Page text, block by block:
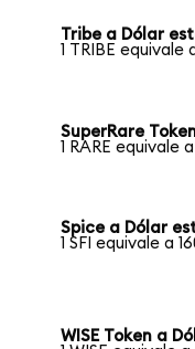
Tribe a Dólar
1 TRIBE equivale
SuperRare
1 RARE equivale
Spice a Dólar
1 SFI equivale a
WISE Token a